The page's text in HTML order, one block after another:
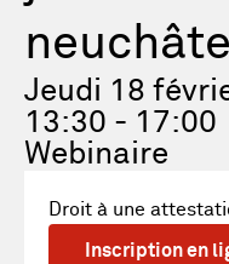
Jeudi 18
13:30 - 17:00
Webinaire
Droit à une
Inscription en